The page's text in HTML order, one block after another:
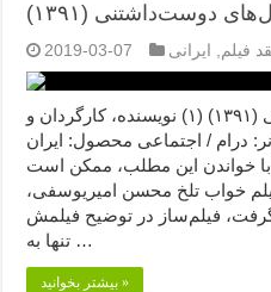
دوست‌‌داشتنی (۱۳۹۱)
2019-03-07 فیلم ایرانی
آشغال‌های دوست‌داشتنی (۱۳۹۱) (۱) نویسنده، کارگردان و
درام / اجتماعی محصول: ایران
با خواندن این مطلب، ممکن است
خواب تلخ محسن امیریوسفی،
فیلم‌ساز در توضیح فیلمش
تنها به …
بیشتر بخوانید »